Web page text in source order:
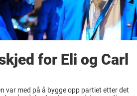
for Eli og Carl
var med på å bygge opp partiet etter det